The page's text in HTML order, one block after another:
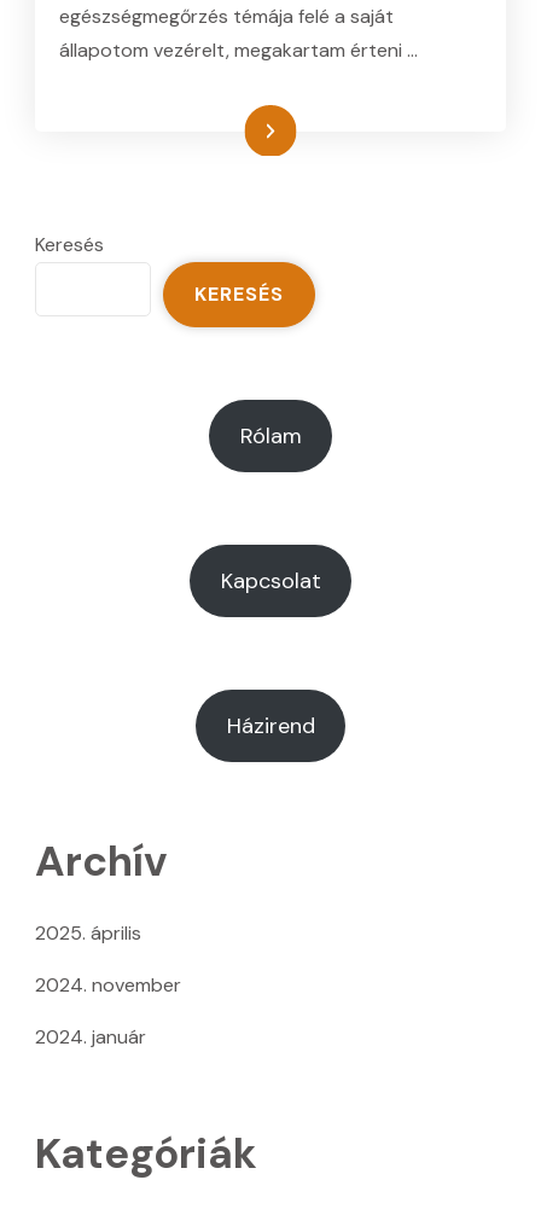
egészségmegőrzés témája felé a saját
állapotom vezérelt, megakartam érteni …
Tovább
Keresés
KERESÉS
Rólam
Kapcsolat
Házirend
Archív
2025. április
2024. november
2024. január
Kategóriák